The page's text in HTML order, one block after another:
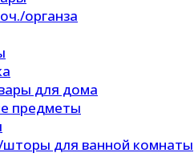
органза
для дома
предметы
для ванной комнаты